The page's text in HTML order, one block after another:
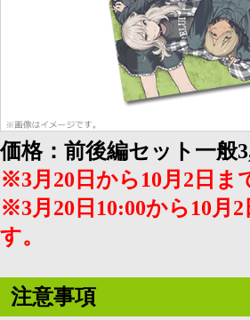
価格：前後編セット一般
※3月20日から10月2日ま
※3月20日10:00から10月
す。
注意事項